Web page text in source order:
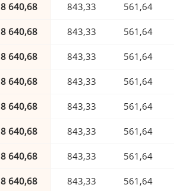
8 640,68 843,33 561,64
8 640,68 843,33 561,64
8 640,68 843,33 561,64
8 640,68 843,33 561,64
8 640,68 843,33 561,64
8 640,68 843,33 561,64
8 640,68 843,33 561,64
8 640,68 843,33 561,64